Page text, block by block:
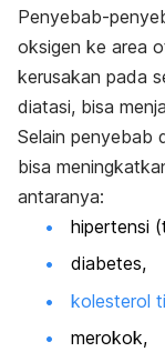
Penyebab-
oksigen ke area
kerusakan pada
diatasi, bisa
Selain penyebab
bisa
antaranya:
hipertensi
diabetes,
kolesterol
merokok,